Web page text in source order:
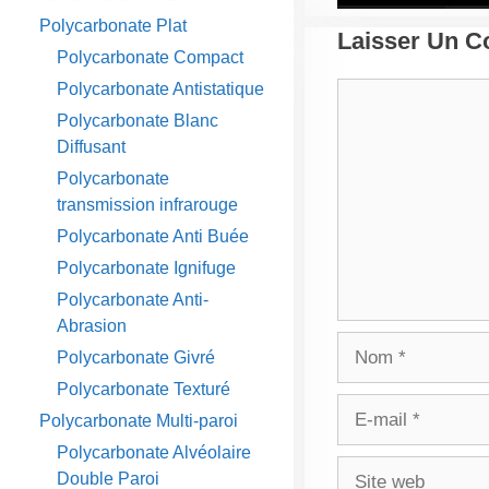
Laisser Un
Polycarbonate Plat
Polycarbonate Compact
Polycarbonate Antistatique
Polycarbonate Blanc
Diffusant
Polycarbonate
transmission infrarouge
Polycarbonate Anti Buée
Polycarbonate Ignifuge
Polycarbonate Anti-
Abrasion
Polycarbonate Givré
Polycarbonate Texturé
Polycarbonate Multi-paroi
Polycarbonate Alvéolaire
Double Paroi